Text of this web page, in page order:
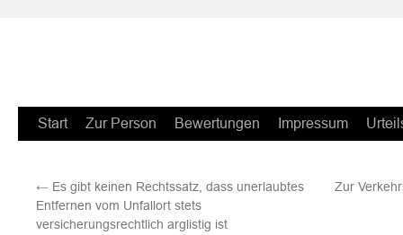
Zum
springen
Start Zur Person Bewertungen Impressum
← Es gibt keinen Rechtssatz, dass unerlaubtes
Entfernen vom Unfallort stets
versicherungsrechtlich arglistig ist
Zur